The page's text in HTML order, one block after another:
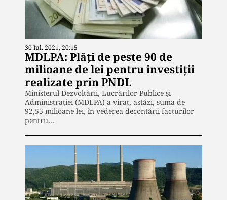
30 Iul. 2021, 20:15
MDLPA: Plăţi de peste 90 de
milioane de lei pentru investiţii
realizate prin PNDL
Ministerul Dezvoltării, Lucrărilor Publice şi
Administraţiei (MDLPA) a virat, astăzi, suma de
92,55 milioane lei, în vederea decontării facturilor
pentru…